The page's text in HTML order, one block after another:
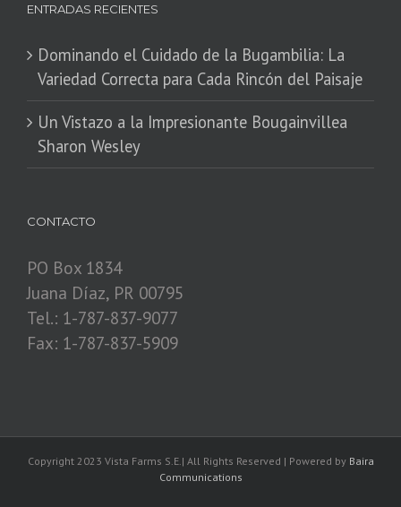
ENTRADAS RECIENTES
Dominando el Cuidado de la Bugambilia: La
Variedad Correcta para Cada Rincón del Paisaje
​Un Vistazo a la Impresionante Bougainvillea
Sharon Wesley
CONTACTO
PO Box 1834
Juana Díaz, PR 00795
Tel.: 1-787-837-9077
Fax: 1-787-837-5909
Copyright 2023 Vista Farms S.E.| All Rights Reserved | Powered by Baira
Communications